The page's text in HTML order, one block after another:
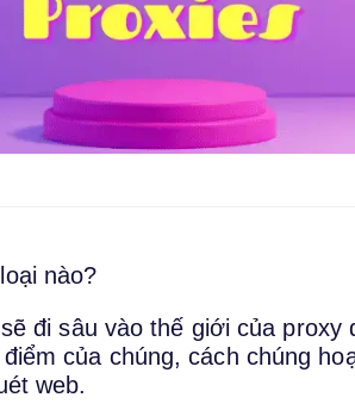
nào?
đi sâu vào thế giới của proxy
của chúng, cách chúng
web.